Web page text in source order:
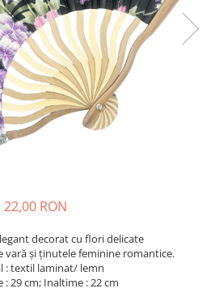
22,00 RON
decorat cu flori delicate
vară și ținutele feminine romantice.
: textil laminat/ lemn
: 29 cm; Inaltime : 22 cm